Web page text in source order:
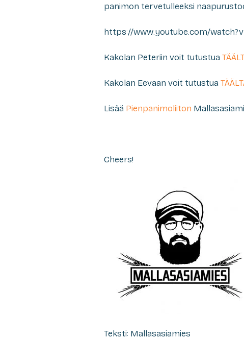
panimon tervetulleeksi
https://www.youtube.com/
Kakolan Peteriin voit tutustua
Kakolan Eevaan voit tutustua
Lisää Pienpanimoliiton
Cheers!
Teksti: Mallasasiamies